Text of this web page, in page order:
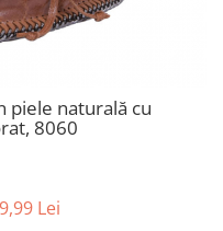
piele naturală cu
8060
Lei